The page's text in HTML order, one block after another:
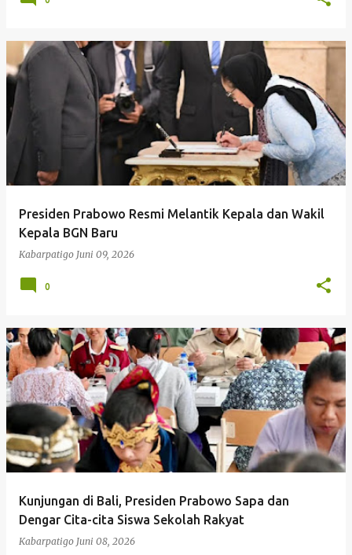
Presiden Prabowo Resmi Melantik Kepala dan Wakil
Kepala BGN Baru
Kabarpatigo Juni 09, 2026
0
Kunjungan di Bali, Presiden Prabowo Sapa dan
Dengar Cita-cita Siswa Sekolah Rakyat
Kabarpatigo Juni 08, 2026